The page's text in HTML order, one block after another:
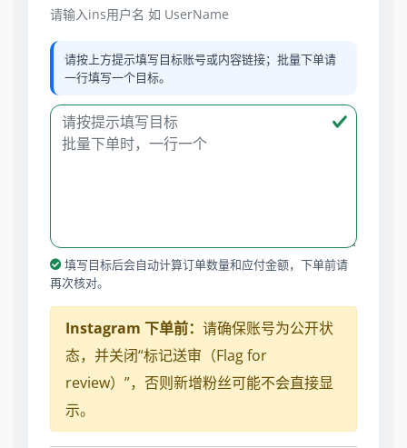
请输入ins用户名 如 UserName
请按上方提示填写目标账号或内容链接；批量下单请
一行填写一个目标。
填写目标后会自动计算订单数量和应付金额，下单前请
再次核对。
Instagram 下单前： 请确保账号为公开状
态，并关闭“标记送审（Flag for
review）”，否则新增粉丝可能不会直接显
示。